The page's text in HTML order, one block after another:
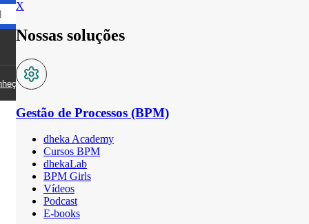
a dheka
X
Nossas soluções
Gestão de Processos (BPM)
dheka Academy
Cursos BPM
dhekaLab
BPM Girls
Vídeos
Podcast
E-books